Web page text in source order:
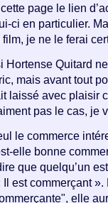
page le lien
ci en particulier.
film, je ne le ferai
Hortense Quitard
mais avant tout
laissé avec plaisir
pas le cas, je
le commerce
elle bonne
que quelqu’un
est commerçant
elle